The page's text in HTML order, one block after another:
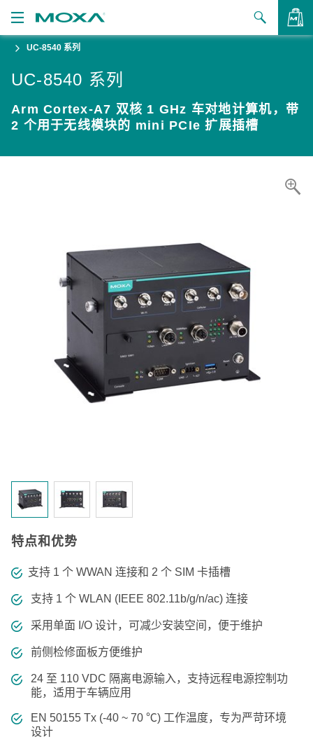
品
决方案
持
UC-8540 系列
UC-8540 系列
Arm Cortex-A7 双核 1 GHz 车对地计算机，带
2 个用于无线模块的 mini PCIe 扩展插槽
特点和优势
支持 1 个 WWAN 连接和 2 个 SIM 卡插槽
支持 1 个 WLAN (IEEE 802.11b/g/n/ac) 连接
采用单面 I/O 设计，可减少安装空间，便于维护
前侧检修面板方便维护
24 至 110 VDC 隔离电源输入，支持远程电源控制功
能，适用于车辆应用
EN 50155 Tx (-40 ~ 70 ℃) 工作温度，专为严苛环境
设计
查看询价